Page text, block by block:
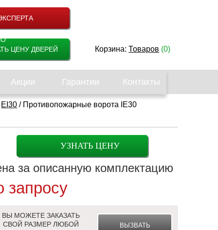
ЦЕНУ ДВЕРЕЙ
Корзина: Товаров (0)
Акции Гарантии Контакты
EI30 / Противопожарные ворота IE30
УЗНАТЬ ЦЕНУ
за описанную комплектацию
запросу
ВЫЗВАТЬ
ВЫ МОЖЕТЕ ЗАКАЗАТЬ
СВОЙ РАЗМЕР ЛЮБОЙ